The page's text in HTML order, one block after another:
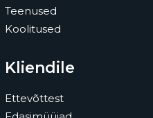
Teenused
Koolitused
Kliendile
Ettevõttest